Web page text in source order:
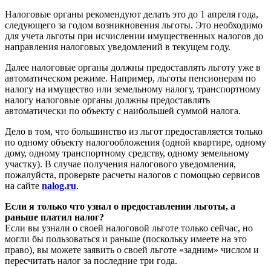
Налоговые органы рекомендуют делать это до 1 апреля года,
следующего за годом возникновения льготы. Это необходимо
для учета льготы при исчислении имущественных налогов до
направления налоговых уведомлений в текущем году.
Далее налоговые органы должны предоставлять льготу уже в
автоматическом режиме. Например, льготы пенсионерам по
налогу на имущество или земельному налогу, транспортному
налогу налоговые органы должны предоставлять
автоматически по объекту с наибольшей суммой налога.
Дело в том, что большинство из льгот предоставляется только
по одному объекту налогообложения (одной квартире, одному
дому, одному транспортному средству, одному земельному
участку). В случае получения налогового уведомления,
пожалуйста, проверьте расчеты налогов с помощью сервисов
на сайте nalog.ru.
Если я только что узнал о предоставлении льготы, а
раньше платил налог?
Если вы узнали о своей налоговой льготе только сейчас, но
могли бы пользоваться и раньше (поскольку имеете на это
право), вы можете заявить о своей льготе «задним» числом и
пересчитать налог за последние три года.